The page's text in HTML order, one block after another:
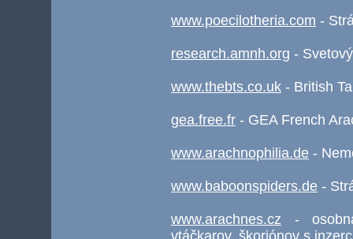
www.poecilotheria.com -
research.amnh.org -
www.thebts.co.uk - British
gea.free.fr - GEA French
www.arachnophilia.de -
www.baboonspiders.de -
www.arachnes.cz -
vtáčkarov, škoriónov s